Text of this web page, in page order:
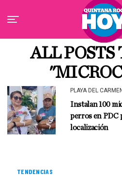
ALL POSTS
PLAYA DEL CARMEN
Instalan 100
perros en PDC
localización
TENDENCIAS